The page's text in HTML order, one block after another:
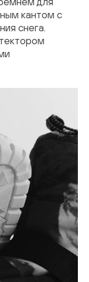
кантом с
снега.
код
вы